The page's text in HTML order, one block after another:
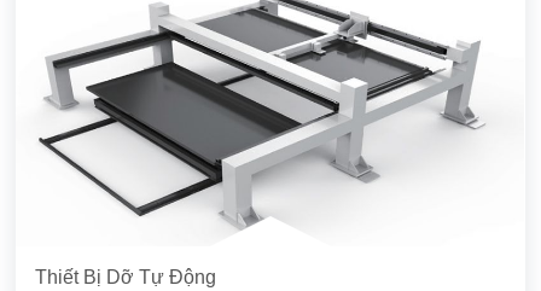
Thiết Bị Dỡ Tự Động